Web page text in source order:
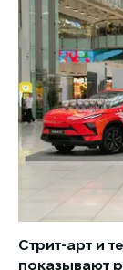
Стрит-арт и
показывают